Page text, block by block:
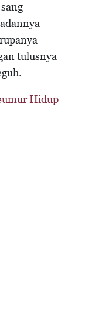
tulusnya
Hidup